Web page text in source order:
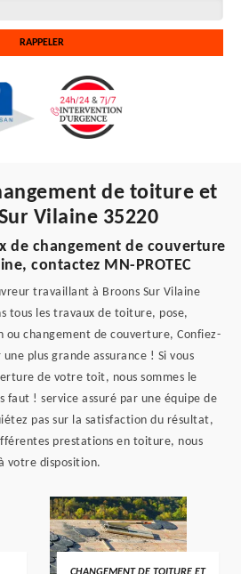
de toiture et
Vilaine 35220
de changement de couverture
contactez MN-PROTEC
travaillant à Broons Sur Vilaine
tous les travaux de toiture, pose,
changement de couverture, Confiez-
plus grande assurance ! Si vous
de votre toit, nous sommes le
faut ! service assuré par une équipe de
pas sur la satisfaction du résultat,
prestations en toiture, nous
votre disposition.